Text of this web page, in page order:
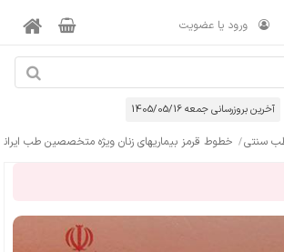
ورود یا عضویت
آخرین بروزرسانی جمعه 1405/05/16
سنتی خطوط قرمز بیماریهای زنان ویژه متخصصین طب